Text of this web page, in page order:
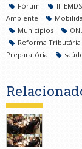
Fórum
III EMDS
Ambiente
Municípios
Reforma Tributária
Preparatória